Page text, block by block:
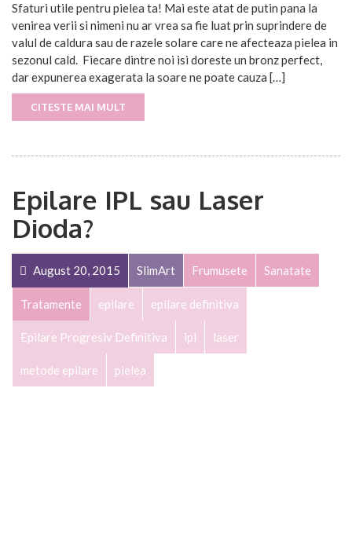
Sfaturi utile pentru pielea ta! Mai este atat de putin pana la
venirea verii si nimeni nu ar vrea sa fie luat prin suprindere de
valul de caldura sau de razele solare care ne afecteaza pielea in
sezonul cald. Fiecare dintre noi isi doreste un bronz perfect,
dar expunerea exagerata la soare ne poate cauza […]
CITESTE MAI MULT
Epilare IPL sau Laser
Dioda?
August 20, 2015 SlimArt Frumusete Sanatate
Tratamente epilare epilare definitiva
Epilare Progresiv Definitiva ipl laser
metode epilare pielea